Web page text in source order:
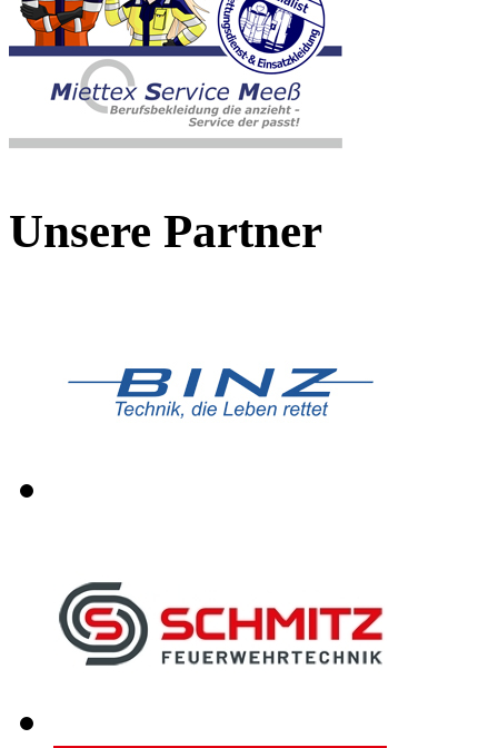
Unsere Partner